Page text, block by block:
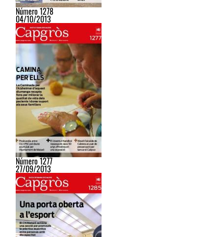
Número 1278
04/10/2013
Número 1277
27/09/2013